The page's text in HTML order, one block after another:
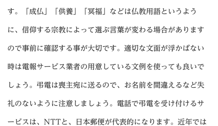
す。「成仏」「供養」「冥福」などは仏教用語というよう
に、信仰する宗教によって選ぶ言葉が変わる場合があります
ので事前に確認する事が大切です。適切な文面が浮かばない
時は電報サービス業者の用意している文例を使っても良いで
しょう。弔電は喪主宛に送るので、お名前を間違えるなど失
礼のないように注意しましょう。電話で弔電を受け付けるサ
ービスは、NTTと、日本郵便が代表的になります。近年では